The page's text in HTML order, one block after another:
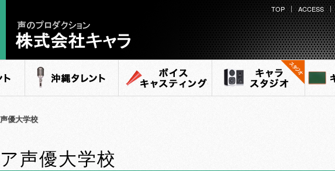
株式会社キャラ
TOP ACCESS
優大学校
声優大学校